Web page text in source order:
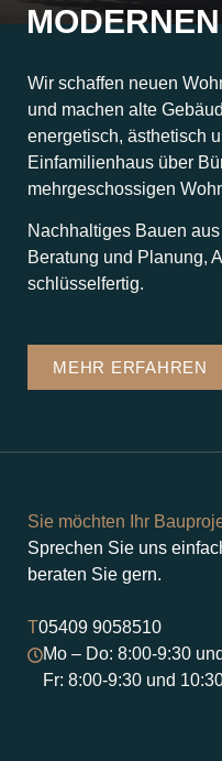
MEHR ERFAHREN
Wir schaffen neuen
und machen alte
energetisch, ästhetisch
Einfamilienhaus über
mehrgeschossigen
Nachhaltiges Bauen
Beratung und Planung,
schlüsselfertig.
Sie möchten Ihr
Sprechen Sie uns
beraten Sie gern.
T05409 9058510
Mo – Do: 8:00-9:30
Fr: 8:00-9:30 und